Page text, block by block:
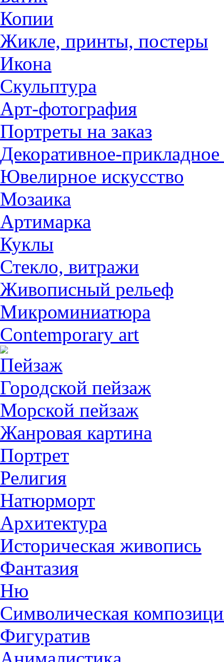
Копии
Жикле, принты, постеры
Икона
Скульптура
Арт-фотография
Портреты на заказ
Декоративное-прикладное
Ювелирное искусство
Мозаика
Артимарка
Куклы
Стекло, витражи
Живописный рельеф
Микроминиатюра
Contemporary art
Пейзаж
Городской пейзаж
Морской пейзаж
Жанровая картина
Портрет
Религия
Натюрморт
Архитектура
Историческая живопись
Фантазия
Ню
Символическая
Фигуратив